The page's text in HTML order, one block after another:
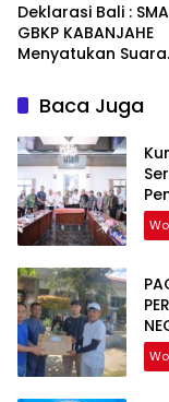
Deklarasi Bali : SMA Swasta
GBKP KABANJAHE
Menyatukan Suara
Depan Lingkungan
Pendidikan
Baca Juga